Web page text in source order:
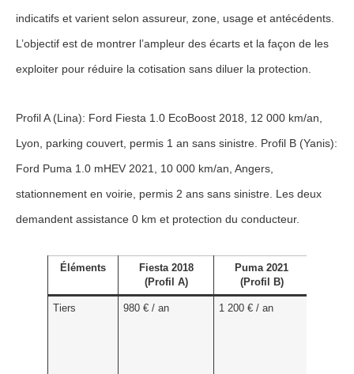
indicatifs et varient selon assureur, zone, usage et antécédents.
L’objectif est de montrer l’ampleur des écarts et la façon de les
exploiter pour réduire la cotisation sans diluer la protection.
Profil A (Lina): Ford Fiesta 1.0 EcoBoost 2018, 12 000 km/an,
Lyon, parking couvert, permis 1 an sans sinistre. Profil B (Yanis):
Ford Puma 1.0 mHEV 2021, 10 000 km/an, Angers,
stationnement en voirie, permis 2 ans sans sinistre. Les deux
demandent assistance 0 km et protection du conducteur.
Éléments
Fiesta 2018
(Profil A)
Puma 2021
(Profil B)
Tiers 980 € / an 1 200 € / an